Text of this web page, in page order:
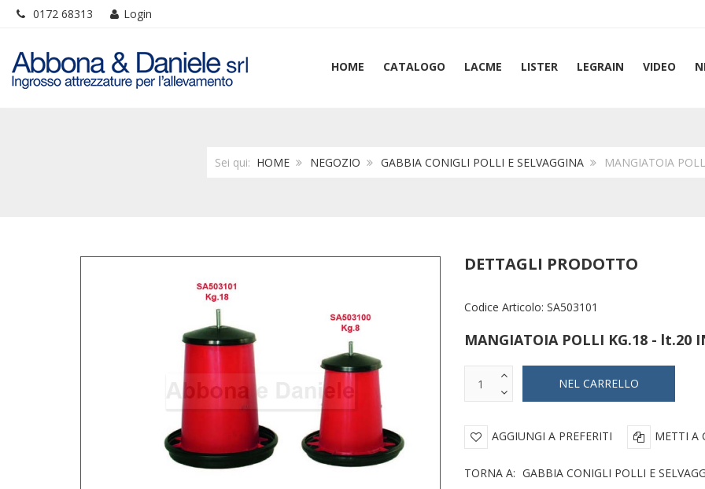
0172 68313 Login
HOME CATALOGO LACME LISTER LEGRAIN VIDEO
Sei qui: HOME NEGOZIO GABBIA CONIGLI POLLI E SELVAGGINA MANGIATOIA
DETTAGLI PRODOTTO
Codice Articolo: SA503101
MANGIATOIA POLLI KG.18 - lt.20
AGGIUNGI A PREFERITI METTI A
TORNA A: GABBIA CONIGLI POLLI E